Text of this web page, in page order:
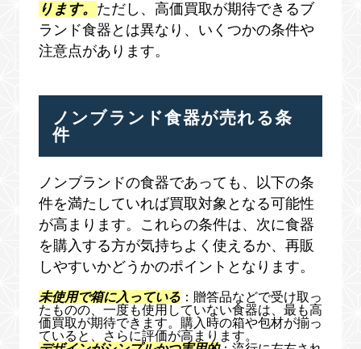
ります。 ただし、高価買取が期待できるブ
ランド食器とは異なり、いくつかの条件や
注意点があります。
ノンブランド食器が売れる条
件
ノンブランドの食器であっても、以下の条
件を満たしていれば買取対象となる可能性
が高まります。これらの条件は、次に食器
を購入する方が気持ちよく使えるか、再販
しやすいかどうかのポイントとなります。
未使用で箱に入っている ：贈答品などで受け取っ
たものの、一度も使用していない食器は、最も高
価買取が期待できます。購入時の箱や包材が揃っ
ていると、さらに評価が高まります。